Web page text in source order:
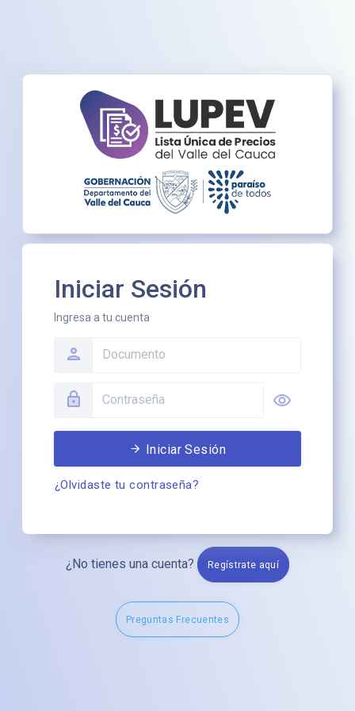
Iniciar Sesión
Ingresa a tu cuenta
Iniciar Sesión
¿Olvidaste tu contraseña?
¿No tienes una cuenta? Regístrate aquí
Preguntas Frecuentes